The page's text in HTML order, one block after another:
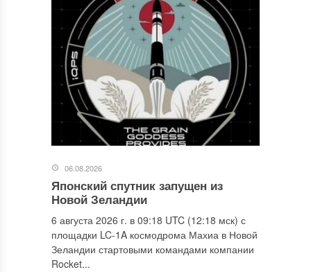
06.08.2026
Японский спутник запущен из
Новой Зеландии
6 августа 2026 г. в 09:18 UTC (12:18 мск) с
площадки LC-1A космодрома Махиа в Новой
Зеландии стартовыми командами компании
Rocket...